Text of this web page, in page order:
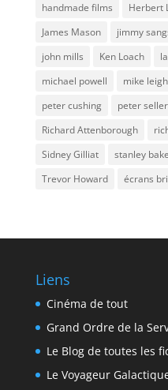
handmade films
Herbert
James Mason
jimmy
john mills
Ken Loach
michael powell
mike leigh
peter cushing
peter
Richard Attenborough
Sidney Gilliat
stanley
Trevor Howard
écrans
Liens
Cinéma de tout
Grand Ordre de la
Le Blog de toutes les
Le Voyageur